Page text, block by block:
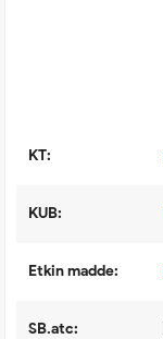
KT:
KUB:
Etkin madde:
SB.atc: